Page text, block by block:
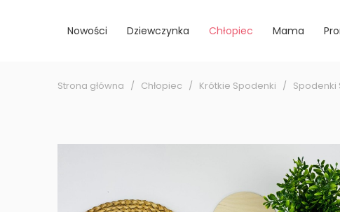
Nowości Dziewczynka Chłopiec Mama
Strona główna Chłopiec Krótkie Spodenki Spodenki